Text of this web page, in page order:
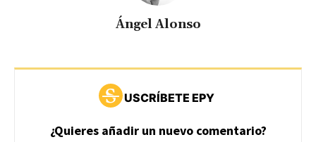
Ángel Alonso
USCRÍBETE EPY
¿Quieres añadir un nuevo comentario?